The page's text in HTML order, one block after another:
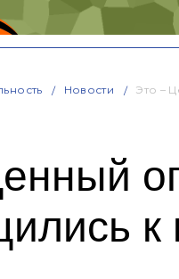
Новости Это –
к